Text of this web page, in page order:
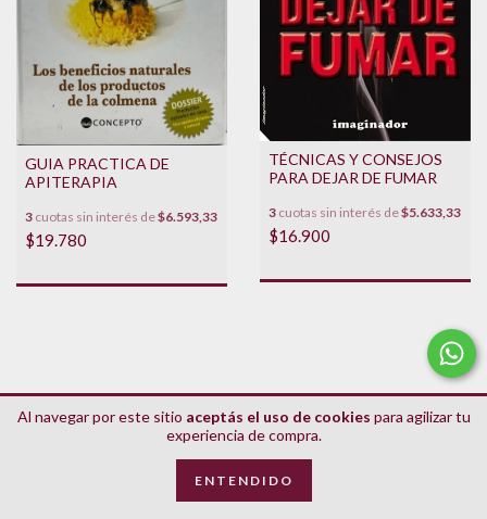
Al navegar por este sitio aceptás el uso de cookies para agilizar tu
experiencia de compra.
ENTENDIDO
GUIA PRACTICA DE
APITERAPIA
3 cuotas sin interés de$6.593,33
$19.780
TÉCNICAS Y CONSEJOS
PARA DEJAR DE FUMAR
3 cuotas sin interés de$5.633,33
$16.900